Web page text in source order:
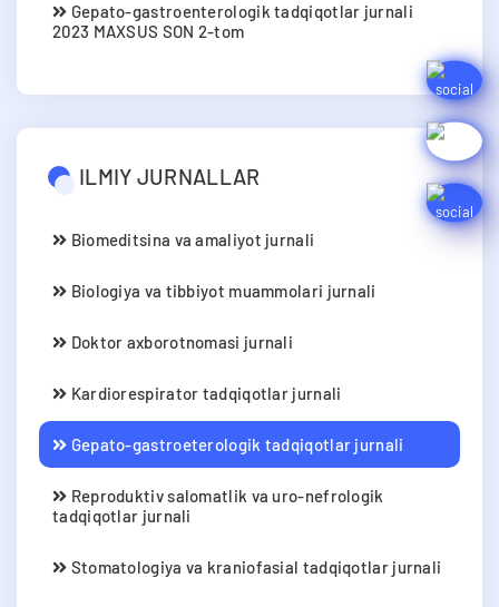
Gepato-gastroenterologik tadqiqotlar jurnali
2023 MAXSUS SON 2-tom
ILMIY JURNALLAR
Biomeditsina va amaliyot jurnali
Biologiya va tibbiyot muammolari jurnali
Doktor axborotnomasi jurnali
Kardiorespirator tadqiqotlar jurnali
Gepato-gastroeterologik tadqiqotlar jurnali
Reproduktiv salomatlik va uro-nefrologik
tadqiqotlar jurnali
Stomatologiya va kraniofasial tadqiqotlar jurnali